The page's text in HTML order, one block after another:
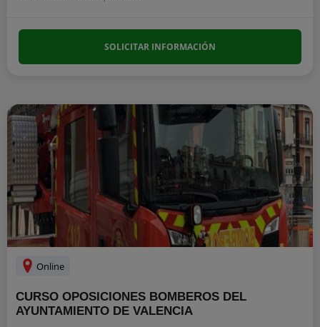
SOLICITAR INFORMACIÓN
Online
CURSO OPOSICIONES BOMBEROS DEL
AYUNTAMIENTO DE VALENCIA